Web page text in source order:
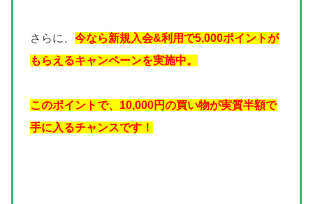
さらに、 今なら新規入会&利用で5,000ポイントが
もらえるキャンペーンを実施中。
このポイントで、10,000円の買い物が実質半額で
手に入るチャンスです！